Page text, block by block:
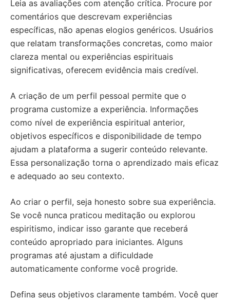
Leia as avaliações com atenção crítica. Procure por
comentários que descrevam experiências
específicas, não apenas elogios genéricos. Usuários
que relatam transformações concretas, como maior
clareza mental ou experiências espirituais
significativas, oferecem evidência mais credível.
A criação de um perfil pessoal permite que o
programa customize a experiência. Informações
como nível de experiência espiritual anterior,
objetivos específicos e disponibilidade de tempo
ajudam a plataforma a sugerir conteúdo relevante.
Essa personalização torna o aprendizado mais eficaz
e adequado ao seu contexto.
Ao criar o perfil, seja honesto sobre sua experiência.
Se você nunca praticou meditação ou explorou
espiritismo, indicar isso garante que receberá
conteúdo apropriado para iniciantes. Alguns
programas até ajustam a dificuldade
automaticamente conforme você progride.
Defina seus objetivos claramente também. Você quer